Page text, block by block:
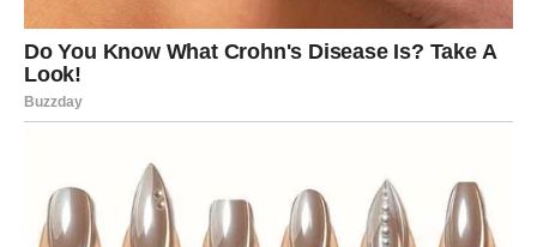
foliju. Sada ste spremni uživati ​​u besprijekornom komadu
Havana torte.
BONUS RECEPT:
Predivan kolač od jabuka koji se bez muke otapa na